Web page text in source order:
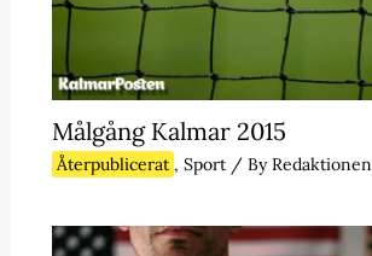
Målgång Kalmar 2015
Återpublicerat , Sport/ ByRedaktionen